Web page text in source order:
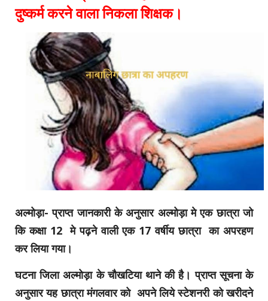
दुष्कर्म करने वाला निकला शिक्षक।
अल्मोड़ा- प्राप्त जानकारी के अनुसार अल्मोड़ा मे एक छात्रा जो
कि कक्षा 12 मे पढ़ने वाली एक 17 वर्षीय छात्रा का अपरहण
कर लिया गया।
घटना जिला अल्मोड़ा के चौखटिया थाने की है। प्राप्त सूचना के
अनुसार यह छात्रा मंगलवार को अपने लिये स्टेशनरी को खरीदने